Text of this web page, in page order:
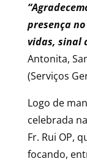
presença
vidas, sinal
Antonita,
(Serviços
Logo de
celebrada
Fr. Rui OP,
focando,